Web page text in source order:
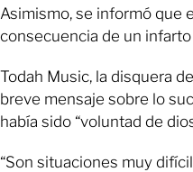
Asimismo, se informó que
consecuencia de un
Todah Music, la disquera
breve mensaje sobre lo
había sido “voluntad de
“Son situaciones muy